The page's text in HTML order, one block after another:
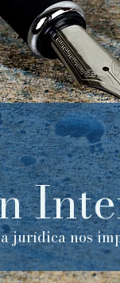
jurídica nos